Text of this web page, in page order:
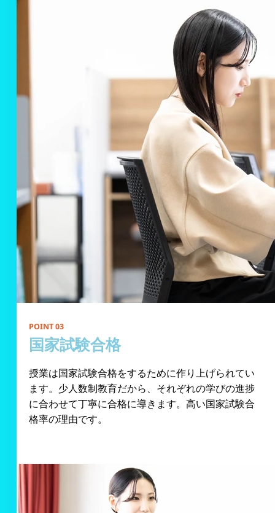
POINT 03
国家試験合格
授業は国家試験合格をするために作り上げられてい
ます。少人数制教育だから、それぞれの学びの進捗
に合わせて丁寧に合格に導きます。高い国家試験合
格率の理由です。